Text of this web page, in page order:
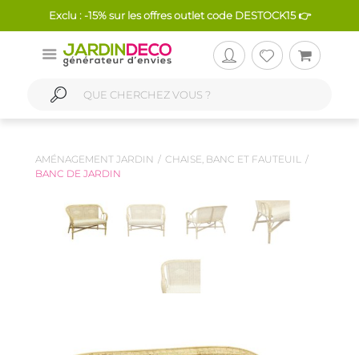
Exclu : -15% sur les offres outlet code DESTOCK15 👉
AMÉNAGEMENT JARDIN
CHAISE, BANC ET FAUTEUIL
BANC DE JARDIN